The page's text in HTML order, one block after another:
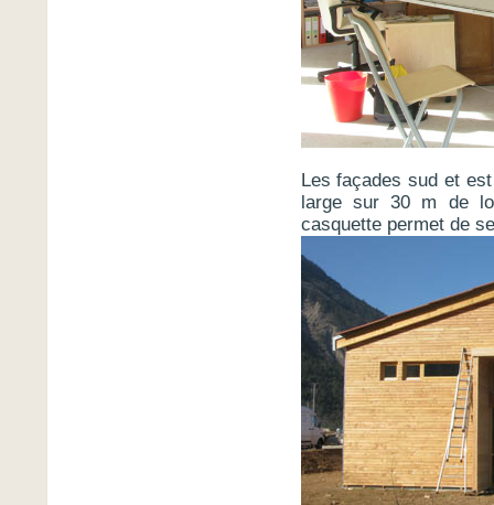
Les façades sud et
large sur 30 m de
casquette permet de